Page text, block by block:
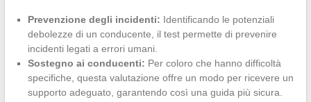
Prevenzione degli incidenti: Identificando le potenziali
debolezze di un conducente, il test permette di prevenire
incidenti legati a errori umani.
Sostegno ai conducenti: Per coloro che hanno difficoltà
specifiche, questa valutazione offre un modo per ricevere un
supporto adeguato, garantendo così una guida più sicura.